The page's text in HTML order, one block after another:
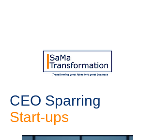
CEO Sparring
Start-ups